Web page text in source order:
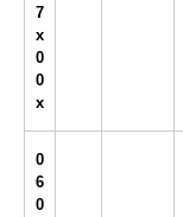
7
x
0
0
x
0
6
0